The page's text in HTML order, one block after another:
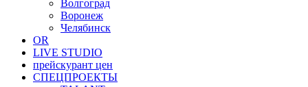
Волгоград
Воронеж
Челябинск
OR
LIVE STUDIO
прейскурант цен
СПЕЦПРОЕКТЫ